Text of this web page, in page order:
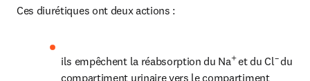
Ces diurétiques ont deux actions :
ils empêchent la réabsorption du Na+ et du Cl– du
compartiment urinaire vers le compartiment